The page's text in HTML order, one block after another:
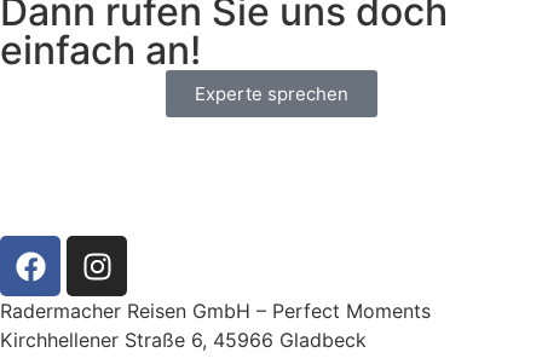
Dann rufen Sie uns doch
einfach an!
Experte sprechen
Radermacher Reisen GmbH – Perfect Moments
Kirchhellener Straße 6, 45966 Gladbeck